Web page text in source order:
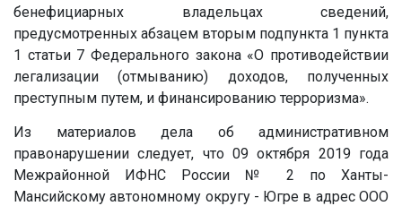
бенефициарных владельцах сведений,
предусмотренных абзацем вторым подпункта 1 пункта
1 статьи 7 Федерального закона «О противодействии
легализации (отмыванию) доходов, полученных
преступным путем, и финансированию терроризма».
Из материалов дела об административном
правонарушении следует, что 09 октября 2019 года
Межрайонной ИФНС России № 2 по Ханты-
Мансийскому автономному округу - Югре в адрес ООО